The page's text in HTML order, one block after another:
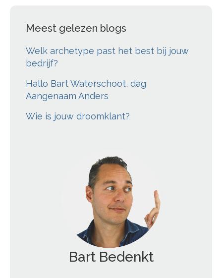
Meest gelezen blogs
Welk archetype past het best bij jouw
bedrijf?
Hallo Bart Waterschoot, dag
Aangenaam Anders
Wie is jouw droomklant?
';